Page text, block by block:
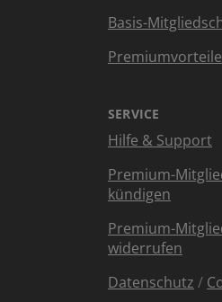
Basis-
Premiumvorteile
SERVICE
Hilfe & Support
Premium-
kündigen
Premium-
widerrufen
Datenschutz /